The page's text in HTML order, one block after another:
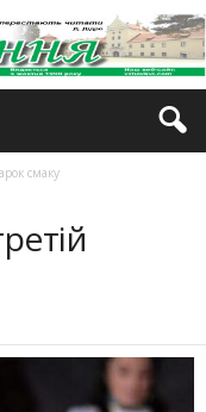
смаку